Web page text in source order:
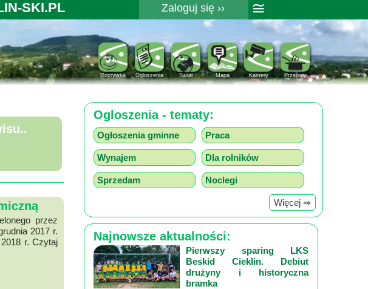
SKI.PL
Zaloguj się ››
Rejestracja
Pomoc
≅
Przepisy
Kamery
Mapa
Świat
Ogloszenia
Rozrywka
przez
2017 r.
r. Czytaj
Ogloszenia - tematy:
Ogłoszenia gminne Praca
Wynajem Dla rolników
Sprzedam Noclegi
Więcej ⇒
Najnowsze aktualności:
Pierwszy sparing LKS
Beskid Cieklin. Debiut
drużyny i historyczna
bramka